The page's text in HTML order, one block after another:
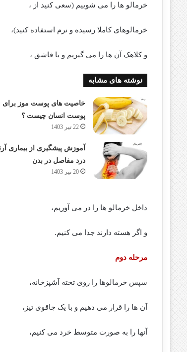
خرمالو ها را می شوییم (سعی کنید از ،
خرمالوهای کاملا رسیده و نرم استفاده کنید)،
و کلاهک آن ها را می گیریم و با قاشق ،
نوشته های مشابه
خاصیت های پوست موز برای
پوست انسان چیست ؟
22 تیر 1403
آموزش پیشگیری از بیماری
درد مفاصل در بدن
20 تیر 1403
داخل خرمالو ها را در می آوریم،
و اگر هسته دارند جدا می کنیم.
مرحله دوم
سپس خرمالوها را روی تخته آشپزخانه،
آن ها را قرار می دهیم و با یک چاقوی تیز،
آنها را به صورت متوسط خرد می کنیم،